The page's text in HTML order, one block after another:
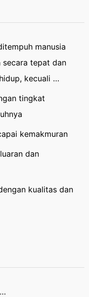
manusia
secara tepat dan
kecuali …
tingkat
kemakmuran
dan
kualitas dan